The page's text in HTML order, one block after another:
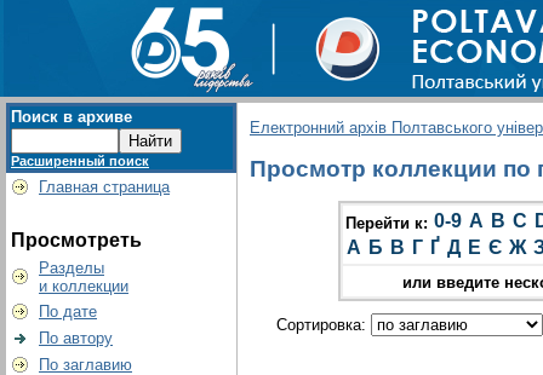
Поиск в архиве
Расширенный поиск
Главная страница
Просмотреть
Разделы
и коллекции
По дате
По автору
По заглавию
Електронний архів Полтавського
Просмотр коллекции по
Перейти к: 0-9 A B C
А Б В Г Ґ Д Е Є Ж
или введите
Сортировка: